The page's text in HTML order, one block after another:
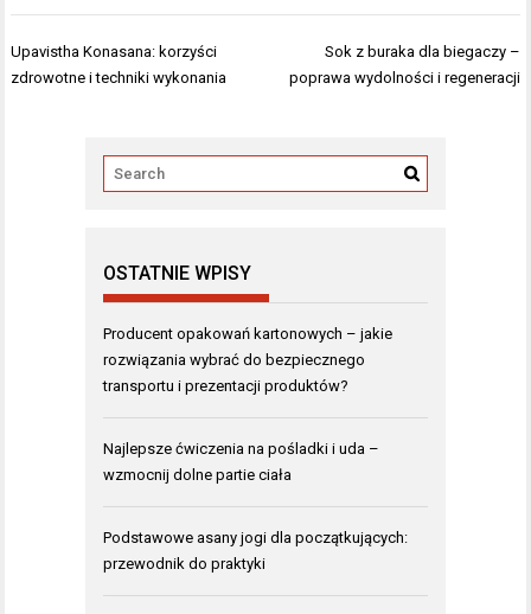
Nawigacja
wpisu
Upavistha Konasana: korzyści
zdrowotne i techniki wykonania
Sok z buraka dla biegaczy –
poprawa wydolności i regeneracji
OSTATNIE WPISY
Producent opakowań kartonowych – jakie
rozwiązania wybrać do bezpiecznego
transportu i prezentacji produktów?
Najlepsze ćwiczenia na pośladki i uda –
wzmocnij dolne partie ciała
Podstawowe asany jogi dla początkujących:
przewodnik do praktyki